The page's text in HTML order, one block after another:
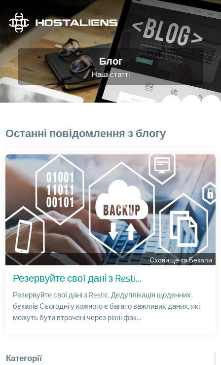
Блог
Наші статті
Останні повідомлення з блогу
Сховище та Бекапи
Резервуйте свої дані з Resti...
Резервуйте свої дані з Restic. Дедуплікація щоденних
бєкапів Сьогодні у кожного є багато важливих даних, які
можуть бути втрачені через різні фак...
Категорії